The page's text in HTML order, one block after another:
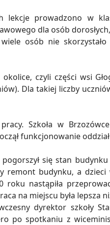
lekcje prowadzono w
dla osób
osób nie
czyli części wsi
Dla takiej liczby
Szkoła w
funkcjonowanie
się stan
remont budynku, a
nastąpiła
na miejscu była
dyrektor szkoły
po spotkaniu z